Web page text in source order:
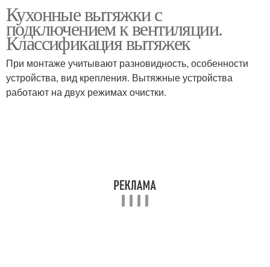
Кухонные вытяжки с
подключением к вентиляции.
Классификация вытяжек
При монтаже учитывают разновидность, особенности
устройства, вид крепления. Вытяжные устройства
работают на двух режимах очистки.